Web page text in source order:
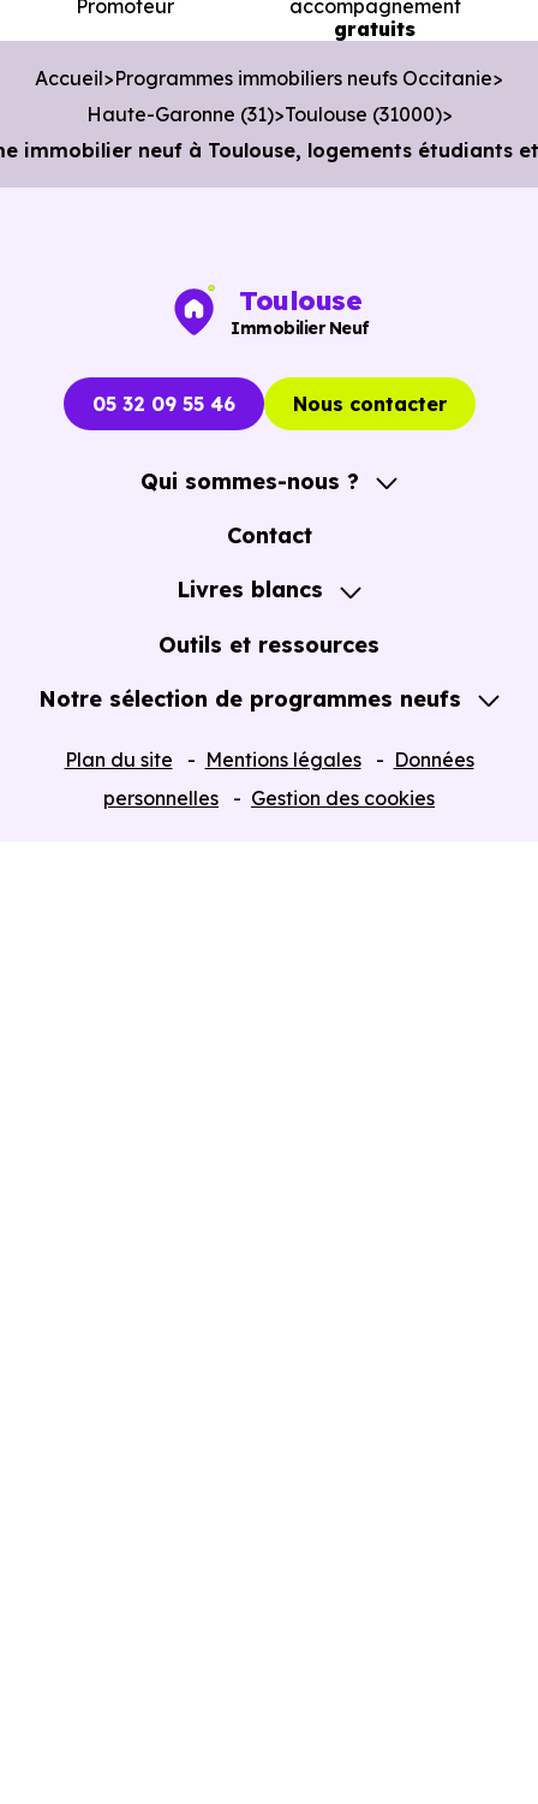
voiture ou à 2.2 km, soit 27 min à pied.
Bibliothèque :Bibliothèque Pavillon de Prêt à 3.7 km,
soit 7 min en voiture ou à 2.7 km, soit 33 min à pied
Promoteur
accompagnement
gratuits
Accueil Programmes immobiliers neufs Occitanie
Haute-Garonne (31) Toulouse (31000)
immobilier neuf à Toulouse, logements
Toulouse
Immobilier Neuf
05 32 09 55 46 Nous contacter
Qui sommes-nous ?
A propos
Contact
Livres blancs
Guide de l'Achat immobilier neuf en VEFA
Outils et ressources
Notre sélection de programmes neufs
Plan du site Mentions légales
Données
personnelles
Gestion des cookies